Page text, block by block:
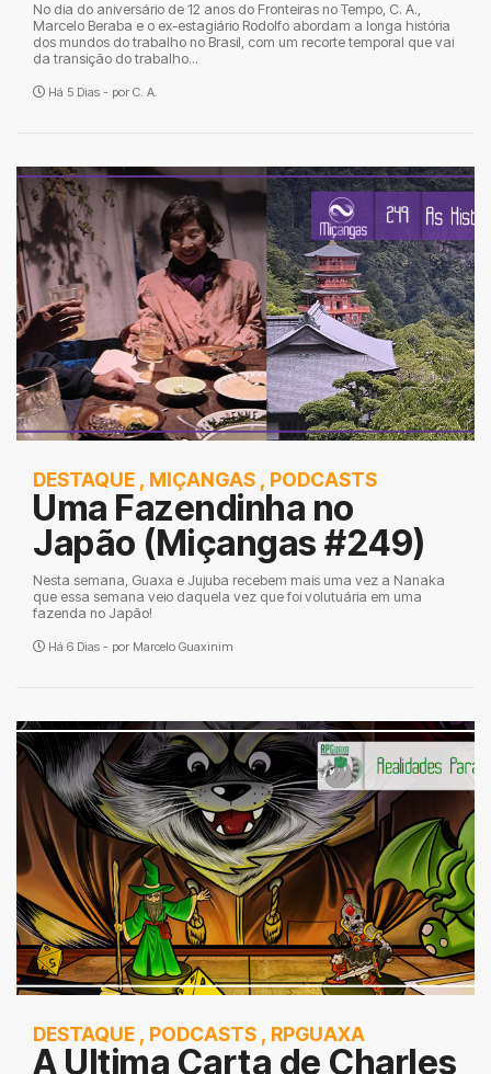
No dia do aniversário de 12 anos do Fronteiras no Tempo, C. A.,
Marcelo Beraba e o ex-estagiário Rodolfo abordam a longa história
dos mundos do trabalho no Brasil, com um recorte temporal que vai
da transição do trabalho...
Há 5 Dias - por C. A.
DESTAQUE , MIÇANGAS , PODCASTS
Uma Fazendinha no
Japão (Miçangas #249)
Nesta semana, Guaxa e Jujuba recebem mais uma vez a Nanaka
que essa semana veio daquela vez que foi volutuária em uma
fazenda no Japão!
Há 6 Dias - por Marcelo Guaxinim
DESTAQUE , PODCASTS , RPGUAXA
A Ultima Carta de Charles